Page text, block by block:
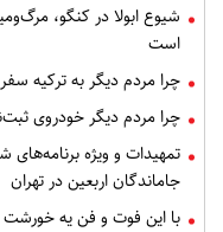
شیوع ابولا در کنگو،
است
چرا مردم دیگر به ترکیه
چرا مردم دیگر خودروی
تمهیدات و ویژه برنامه‌های
جاماندگان اربعین در تهران
با این فوت و فن یه